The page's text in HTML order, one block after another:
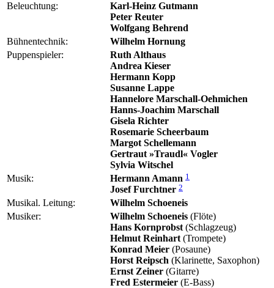
Beleuchtung:
Karl-Heinz Gutmann
Peter Reuter
Wolfgang Behrend
Bühnentechnik:
Wilhelm Hornung
Puppenspieler:
Ruth Althaus
Andrea Kieser
Hermann Kopp
Susanne Lappe
Hannelore Marschall-Oehmichen
Hanns-Joachim Marschall
Gisela Richter
Rosemarie Scheerbaum
Margot Schellemann
Gertraut »Traudl« Vogler
Sylvia Witschel
Musik:
Hermann Amann 1
Josef Furchtner 2
Musikal. Leitung:
Wilhelm Schoeneis
Musiker:
Wilhelm Schoeneis (Flöte)
Hans Kornprobst (Schlagzeug)
Helmut Reinhart (Trompete)
Konrad Meier (Posaune)
Horst Reipsch (Klarinette, Saxophon)
Ernst Zeiner (Gitarre)
Fred Estermeier (E-Bass)